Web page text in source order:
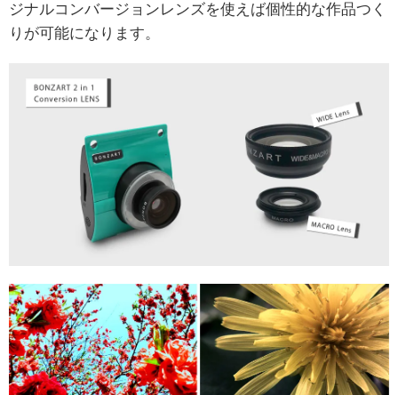
ジナルコンバージョンレンズを使えば個性的な作品つく
りが可能になります。